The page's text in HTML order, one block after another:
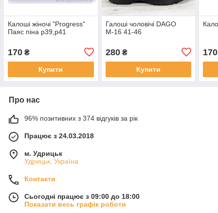
Калоші жіночі "Progress"
Паяс піна р39,р41
170 ₴
Купити
Галоші чоловічі DAGO
М-16 41-46
280₴
Купити
170
Про нас
96% позитивних з 374 відгуків за рік
Працює з 24.03.2018
м. Удрицьк
Удрицьк, Україна
Контакти
Сьогодні працює з 09:00 до 18:00
Показати весь графік роботи